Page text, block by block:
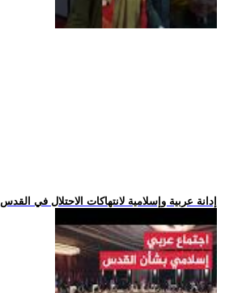
.. إدانة عربية وإسلامية لانتهاكات الاحتلال في القدس